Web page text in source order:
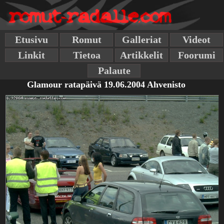
Etusivu Romut Galleriat
Videot
Linkit
Tietoa Artikkelit
Foorumi
Palaute
Glamour ratapäivä 19.06.2004 Ahvenisto